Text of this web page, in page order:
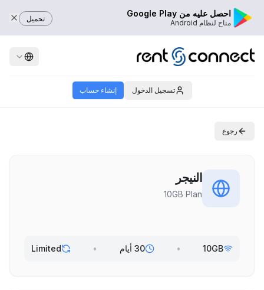
احصل عليه من Google Play
متاح لنظام Android تحميل
تسجيل الدخول إنشاء حساب
رجوع
النيجر
10GB Plan
10GB
• 30 أيام •
Limited